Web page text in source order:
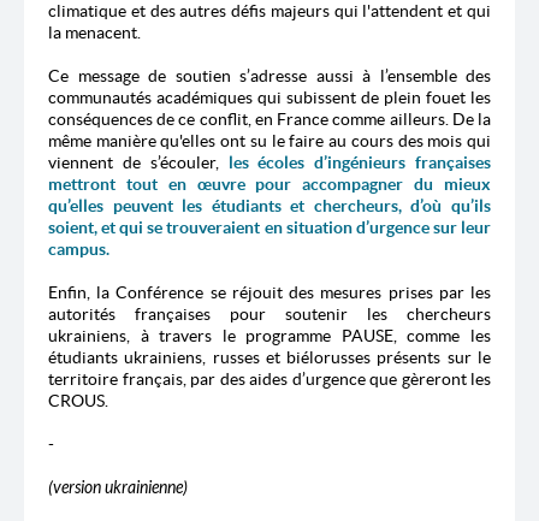
climatique et des autres défis majeurs qui l'attendent et qui
la menacent.
Ce message de soutien s’adresse aussi à l’ensemble des
communautés académiques qui subissent de plein fouet les
conséquences de ce conflit, en France comme ailleurs. De la
même manière qu'elles ont su le faire au cours des mois qui
viennent de s’écouler,
les écoles d’ingénieurs françaises
mettront tout en œuvre pour accompagner du mieux
qu’elles peuvent les étudiants et chercheurs, d’où qu’ils
soient, et qui se trouveraient en situation d’urgence sur leur
campus.
Enfin, la Conférence se réjouit des mesures prises par les
autorités françaises pour soutenir les chercheurs
ukrainiens, à travers le programme PAUSE, comme les
étudiants ukrainiens, russes et biélorusses présents sur le
territoire français, par des aides d’urgence que gèreront les
CROUS.
-
(version ukrainienne)